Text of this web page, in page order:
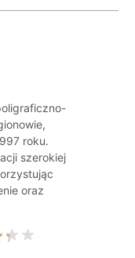
roku.
szerokiej
oraz